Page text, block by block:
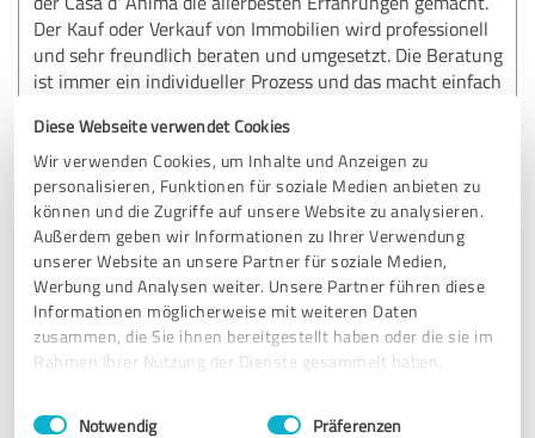
Diese Webseite verwendet Cookies
Wir verwenden Cookies, um Inhalte und Anzeigen zu
personalisieren, Funktionen für soziale Medien anbieten zu
können und die Zugriffe auf unsere Website zu analysieren.
Außerdem geben wir Informationen zu Ihrer Verwendung
unserer Website an unsere Partner für soziale Medien,
Werbung und Analysen weiter. Unsere Partner führen diese
Informationen möglicherweise mit weiteren Daten
zusammen, die Sie ihnen bereitgestellt haben oder die sie im
Rahmen Ihrer Nutzung der Dienste gesammelt haben.
Impressum Datenschutzbestimmungen
Einwilligungsauswahl
Notwendig Präferenzen
Der Kauf oder Verkauf von Immobilien wird professionell
und sehr freundlich beraten und umgesetzt. Die Beratung
ist immer ein individueller Prozess und das macht einfach
Partner, die ein hohes Maß an Ethik und Fachkompetenz
aufweisen. Dies trifft 100% auf Frau Santoro zu. Beste
Grüße Johannes Christa
Erfahrungsbericht & Bewertung zu:
Casa d'Anima GmbH Immobilienbüro +
Hausverwaltung